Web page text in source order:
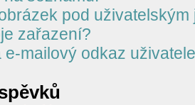
pod uživatelským
zařazení?
e-mailový odkaz